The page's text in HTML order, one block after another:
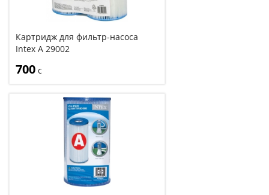
Картридж для фильтр-насоса
Intex A 29002
700 с